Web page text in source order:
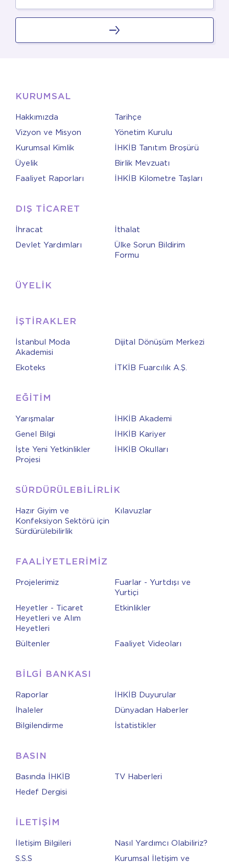
KURUMSAL
Hakkımızda
Tarihçe
Vizyon ve Misyon
Yönetim Kurulu
Kurumsal Kimlik
İHKİB Tanıtım Broşürü
Üyelik
Birlik Mevzuatı
Faaliyet Raporları
İHKİB Kilometre Taşları
DIŞ TİCARET
İhracat
İthalat
Devlet Yardımları
Ülke Sorun Bildirim
Formu
ÜYELİK
İŞTİRAKLER
İstanbul Moda
Akademisi
Dijital Dönüşüm Merkezi
Ekoteks İTKİB Fuarcılık A.Ş.
EĞİTİM
Yarışmalar
İHKİB Akademi
Genel Bilgi
İHKİB Kariyer
İşte Yeni Yetkinlikler
Projesi
İHKİB Okulları
SÜRDÜRÜLEBİLİRLİK
Hazır Giyim ve
Konfeksiyon Sektörü için
Sürdürülebilirlik
Kılavuzlar
FAALİYETLERİMİZ
Projelerimiz
Fuarlar - Yurtdışı ve
Yurtiçi
Heyetler - Ticaret
Heyetleri ve Alım
Heyetleri
Etkinlikler
Bültenler Faaliyet Videoları
BİLGİ BANKASI
Raporlar
İHKİB Duyurular
İhaleler
Dünyadan Haberler
Bilgilendirme
İstatistikler
BASIN
Basında İHKİB
TV Haberleri
Hedef Dergisi
İLETİŞİM
İletişim Bilgileri
Nasıl Yardımcı Olabiliriz?
S.S.S
Kurumsal İletişim ve